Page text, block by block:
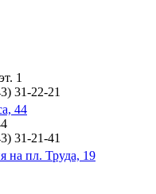
1
31-22-21
44
31-21-41
на пл. Труда, 19